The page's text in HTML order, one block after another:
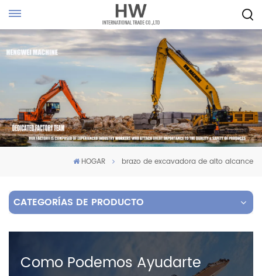
HOGAR brazo de excavadora de alto alcance
CATEGORÍAS DE PRODUCTO
Como Podemos Ayudarte